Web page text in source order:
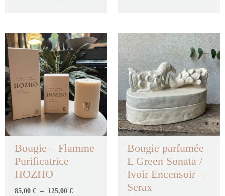
Bougie – Flamme
Purificatrice
HOZHO
85,00€ – 125,00€
Plage
de
prix :
85,00 €
à
125,00 €
Bougie parfumée
L Green Sonata /
Ivoir Encensoir –
Serax